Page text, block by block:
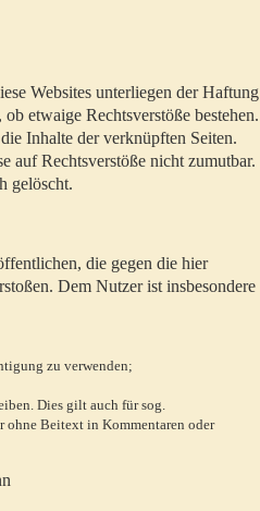
Websites unterliegen der Haftung
etwaige Rechtsverstöße bestehen.
Inhalte der verknüpften Seiten.
auf Rechtsverstöße nicht zumutbar.
gelöscht.
die gegen die hier
Dem Nutzer ist insbesondere
zu verwenden;
Dies gilt auch für sog.
ohne Beitext in Kommentaren oder